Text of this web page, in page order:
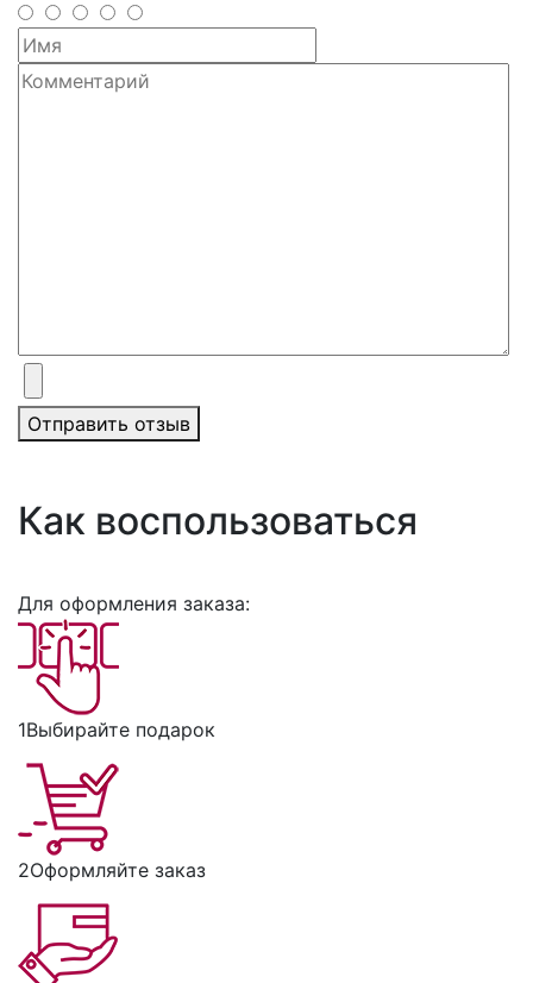
Отправить отзыв
Как воспользоваться
Для оформления заказа:
1Выбирайте подарок
2Оформляйте заказ